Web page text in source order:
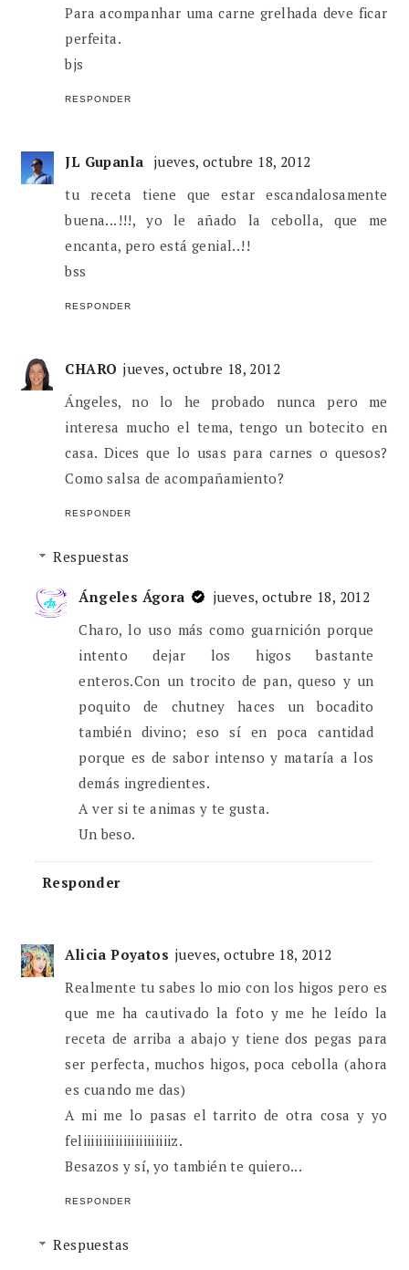
Para acompanhar uma carne grelhada deve ficar
perfeita.
bjs
RESPONDER
JL Gupanla jueves, octubre 18, 2012
tu receta tiene que estar escandalosamente
buena...!!!, yo le añado la cebolla, que me
encanta, pero está genial..!!
bss
RESPONDER
CHARO jueves, octubre 18, 2012
Ángeles, no lo he probado nunca pero me
interesa mucho el tema, tengo un botecito en
casa. Dices que lo usas para carnes o quesos?
Como salsa de acompañamiento?
RESPONDER
Respuestas
Ángeles Ágora
jueves, octubre 18, 2012
Charo, lo uso más como guarnición porque
intento dejar los higos bastante
enteros.Con un trocito de pan, queso y un
poquito de chutney haces un bocadito
también divino; eso sí en poca cantidad
porque es de sabor intenso y mataría a los
demás ingredientes.
A ver si te animas y te gusta.
Un beso.
Responder
Alicia Poyatos jueves, octubre 18, 2012
Realmente tu sabes lo mio con los higos pero es
que me ha cautivado la foto y me he leído la
receta de arriba a abajo y tiene dos pegas para
ser perfecta, muchos higos, poca cebolla (ahora
es cuando me das)
A mi me lo pasas el tarrito de otra cosa y yo
feliiiiiiiiiiiiiiiiiiiiiiz.
Besazos y sí, yo también te quiero...
RESPONDER
Respuestas